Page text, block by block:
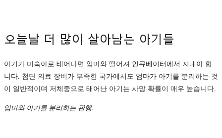
오늘날 더 많이 살아남는 아기들
아기가 미숙아로 태어나면 엄마와 떨어져 인큐베이터에서 지내야 합
니다. 첨단 의료 장비가 부족한 국가에서도 엄마가 아기를 분리하는 것
이 일반적이며 저체중으로 태어난 아기는 사망 확률이 매우 높습니다.
엄마와 아기를 분리하는 관행.